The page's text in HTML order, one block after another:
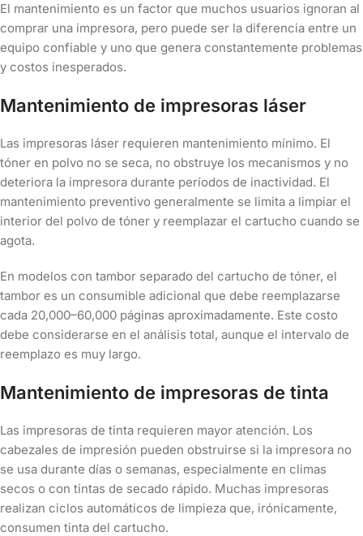
El mantenimiento es un factor que muchos usuarios ignoran al
comprar una impresora, pero puede ser la diferencia entre un
equipo confiable y uno que genera constantemente problemas
y costos inesperados.
Mantenimiento de impresoras láser
Las impresoras láser requieren mantenimiento mínimo. El
tóner en polvo no se seca, no obstruye los mecanismos y no
deteriora la impresora durante períodos de inactividad. El
mantenimiento preventivo generalmente se limita a limpiar el
interior del polvo de tóner y reemplazar el cartucho cuando se
agota.
En modelos con tambor separado del cartucho de tóner, el
tambor es un consumible adicional que debe reemplazarse
cada 20,000–60,000 páginas aproximadamente. Este costo
debe considerarse en el análisis total, aunque el intervalo de
reemplazo es muy largo.
Mantenimiento de impresoras de tinta
Las impresoras de tinta requieren mayor atención. Los
cabezales de impresión pueden obstruirse si la impresora no
se usa durante días o semanas, especialmente en climas
secos o con tintas de secado rápido. Muchas impresoras
realizan ciclos automáticos de limpieza que, irónicamente,
consumen tinta del cartucho.